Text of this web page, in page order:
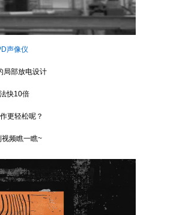
声像仪
部放电设计
快10倍
更轻松呢？
频瞧一瞧~